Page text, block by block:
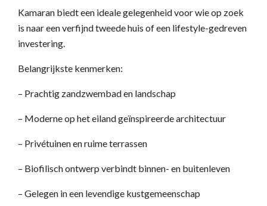
Kamaran biedt een ideale gelegenheid voor wie op zoek
is naar een verfijnd tweede huis of een lifestyle-gedreven
investering.
Belangrijkste kenmerken:
– Prachtig zandzwembad en landschap
– Moderne op het eiland geïnspireerde architectuur
– Privétuinen en ruime terrassen
– Biofilisch ontwerp verbindt binnen- en buitenleven
– Gelegen in een levendige kustgemeenschap